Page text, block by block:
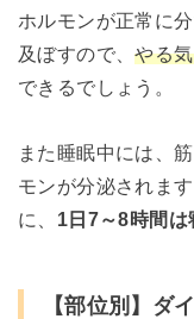
ホルモンが正常に
及ぼすので、やる
できるでしょう。
また睡眠中には、
モンが分泌されま
に、 1日7～8時間は
【部位別】ダ